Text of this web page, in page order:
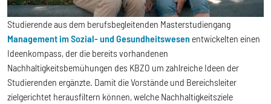
Studierende aus dem berufsbegleitenden Masterstudiengang
Management im Sozial- und Gesundheitswesen entwickelten einen
Ideenkompass, der die bereits vorhandenen
Nachhaltigkeitsbemühungen des KBZO um zahlreiche Ideen der
Studierenden ergänzte. Damit die Vorstände und Bereichsleiter
zielgerichtet herausfiltern können, welche Nachhaltigkeitsziele